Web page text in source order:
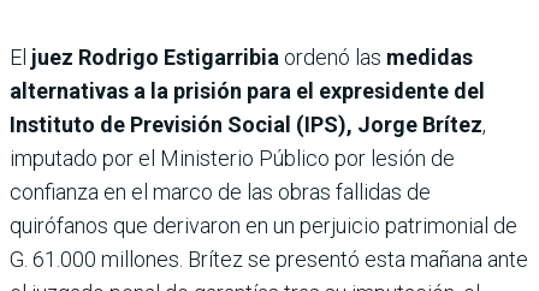
El juez Rodrigo Estigarribia ordenó las medidas
alternativas a la prisión para el expresidente del
Instituto de Previsión Social (IPS), Jorge Brítez,
imputado por el Ministerio Público por lesión de
confianza en el marco de las obras fallidas de
quirófanos que derivaron en un perjuicio patrimonial de
G. 61.000 millones. Brítez se presentó esta mañana ante